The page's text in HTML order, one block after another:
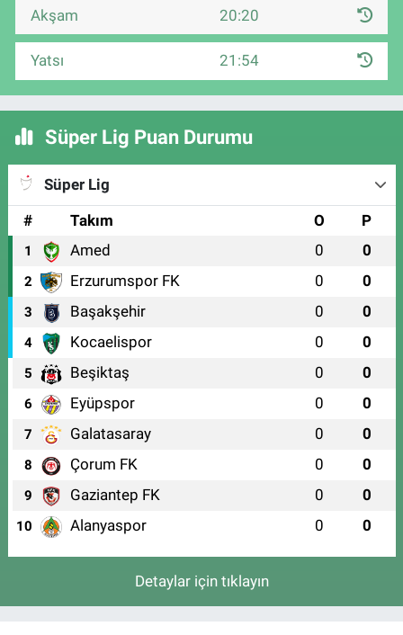
Akşam 20:20
Yatsı 21:54
Süper Lig Puan Durumu
Süper Lig
#
Takım O P
1 Amed 0 0
2 Erzurumspor FK 0 0
3 Başakşehir 0 0
4 Kocaelispor 0 0
5 Beşiktaş 0 0
6 Eyüpspor 0 0
7 Galatasaray 0 0
8 Çorum FK 0 0
9 Gaziantep FK 0 0
10 Alanyaspor 0 0
Detaylar için tıklayın